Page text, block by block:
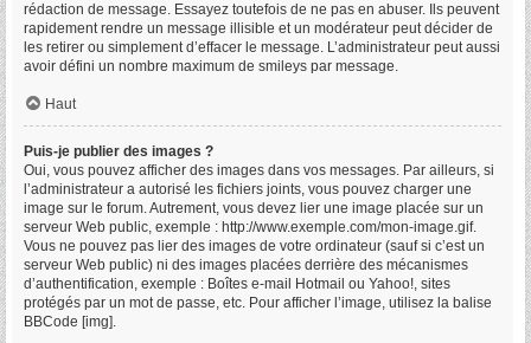
rédaction de message. Essayez toutefois de ne pas en abuser. Ils peuvent
rapidement rendre un message illisible et un modérateur peut décider de
les retirer ou simplement d’effacer le message. L’administrateur peut aussi
avoir défini un nombre maximum de smileys par message.
Haut
Puis-je publier des images ?
Oui, vous pouvez afficher des images dans vos messages. Par ailleurs, si
l’administrateur a autorisé les fichiers joints, vous pouvez charger une
image sur le forum. Autrement, vous devez lier une image placée sur un
serveur Web public, exemple : http://www.exemple.com/mon-image.gif.
Vous ne pouvez pas lier des images de votre ordinateur (sauf si c’est un
serveur Web public) ni des images placées derrière des mécanismes
d’authentification, exemple : Boîtes e-mail Hotmail ou Yahoo!, sites
protégés par un mot de passe, etc. Pour afficher l’image, utilisez la balise
BBCode [img].